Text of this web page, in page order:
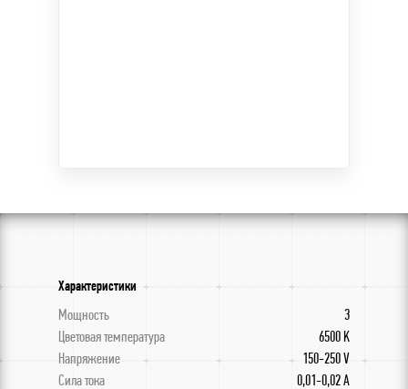
Характеристики
Мощность
3
Цветовая температура
6500 K
Напряжение
150-250 V
Сила тока
0,01-0,02 A